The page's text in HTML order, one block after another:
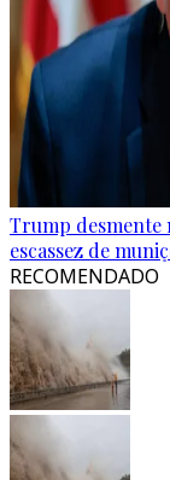
Trump desmente
escassez de
RECOMENDADO